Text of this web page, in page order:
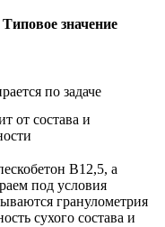
Типовое значение
по задаче
от состава и
В12,5, а
под условия
гранулометрия
сухого состава и